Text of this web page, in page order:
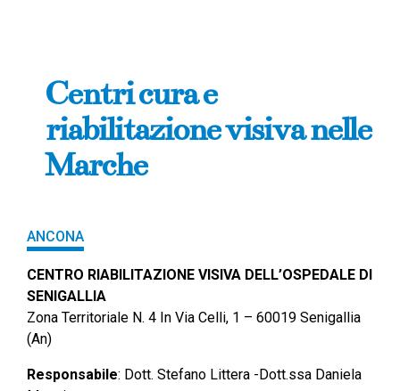
Centri cura e
riabilitazione visiva nelle
Marche
ANCONA
CENTRO RIABILITAZIONE VISIVA DELL’OSPEDALE DI
SENIGALLIA
Zona Territoriale N. 4 In Via Celli, 1 – 60019 Senigallia
(An)
Responsabile: Dott. Stefano Littera -Dott.ssa Daniela